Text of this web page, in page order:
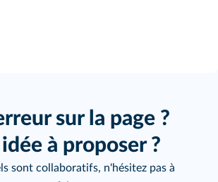
sur la page ?
à proposer ?
sont collaboratifs, n'hésitez pas à